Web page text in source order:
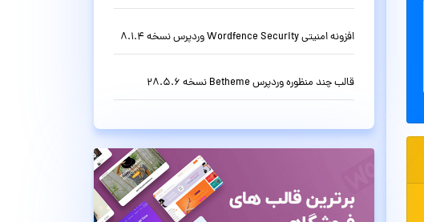
افزونه امنیتی Wordfence Security وردپرس نسخه 8.1.4
قالب چند منظوره وردپرس Betheme نسخه 28.5.6